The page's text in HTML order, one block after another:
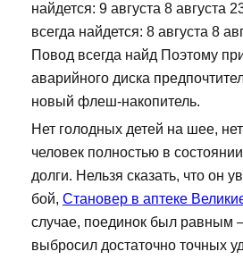
найдется: 9 августа 8 августа
всегда найдется: 8 августа 8
Повод всегда найд Поэтому
аварийного диска
новый флеш-накопитель.
Нет голодных детей на шее,
человек полностью в
долги. Нельзя сказать, что он
бой, Становер в аптеке
случае, поединок был равным
выбросил достаточно точных